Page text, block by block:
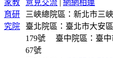
意見交流 |網網相連
三峽總院區：新北市三
臺北院區：臺北市大安
179號
臺中院區：臺
67號